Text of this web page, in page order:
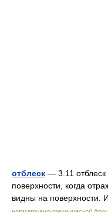
отблеск — 3.11 отблеск
поверхности, когда
видны на поверхности.